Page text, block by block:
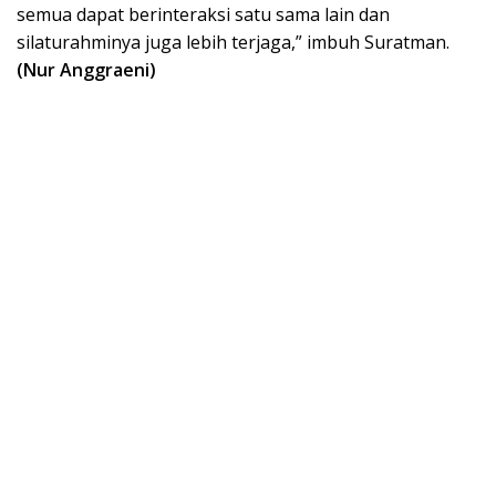
semua dapat berinteraksi satu sama lain dan
silaturahminya juga lebih terjaga,” imbuh Suratman.
(Nur Anggraeni)